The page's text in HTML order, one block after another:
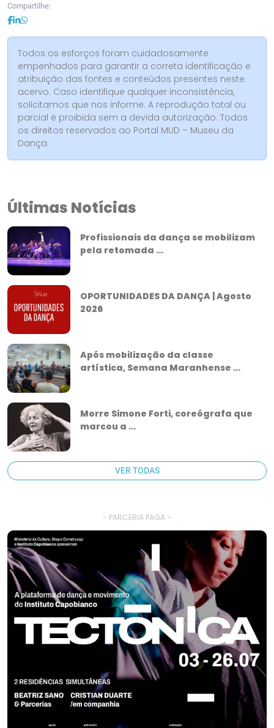
Compartilhe:
Todos os esforços foram cuidadosamente
empenhados para garantir a correta identificação e
atribuição das fontes e conteúdos presentes neste
acervo. Caso identifique qualquer inconsistência,
solicitamos que nos informe. A reprodução total ou
parcial é proibida sem a devida autorização. Todos
os direitos reservados ao Portal MUD – Museu da
Dança.
Últimas Notícias
Profissionais da dança se mobilizam
pela retomada ...
OPORTUNIDADES DA DANÇA | Agosto
2026
Após mobilização da classe
artística, Semana Maranhense ...
Morre Simone Forti, coreógrafa que
marcou a ...
VER TODAS
- PARCERIA PAGA -